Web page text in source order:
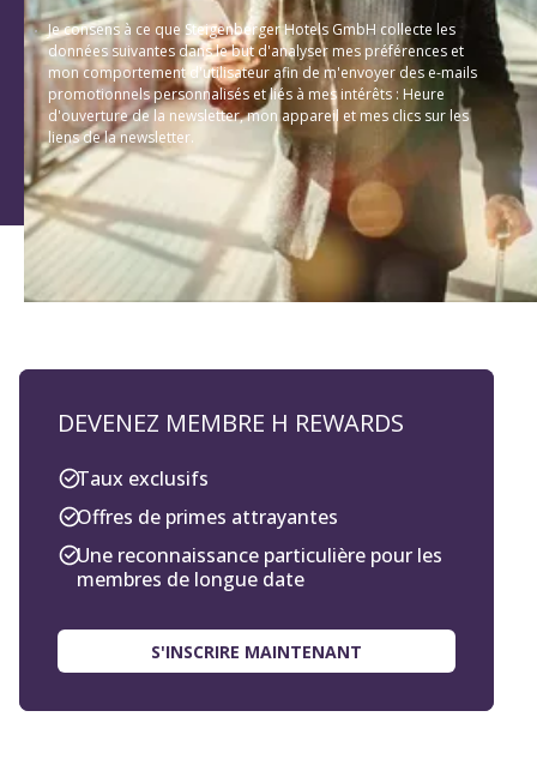
Je consens à ce que Steigenberger Hotels GmbH collecte les
données suivantes dans le but d'analyser mes préférences et
mon comportement d'utilisateur afin de m'envoyer des e-mails
promotionnels personnalisés et liés à mes intérêts : Heure
d'ouverture de la newsletter, mon appareil et mes clics sur les
liens de la newsletter.
DEVENEZ MEMBRE H REWARDS
Taux exclusifs
Offres de primes attrayantes
Une reconnaissance particulière pour les
membres de longue date
S'INSCRIRE MAINTENANT